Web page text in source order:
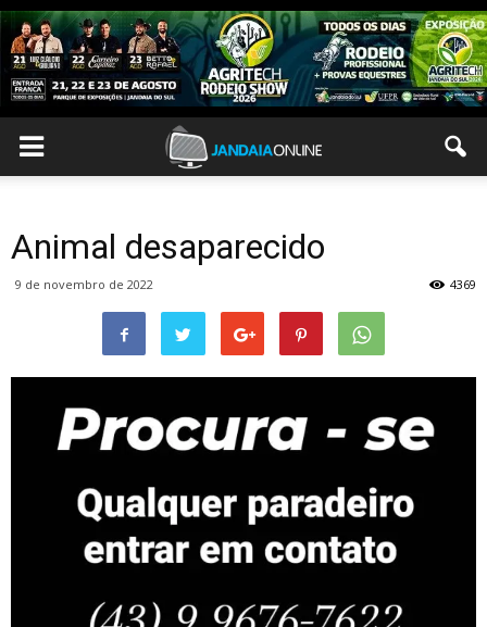
Animal desaparecido
9 de novembro de 2022 4369